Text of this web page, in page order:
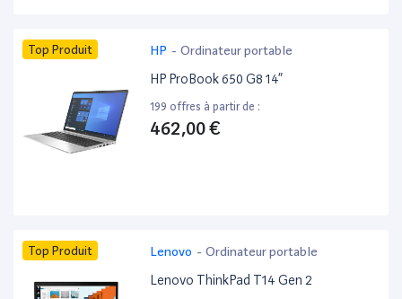
Top Produit HP - Ordinateur portable
HP ProBook 650 G8 14”
199 offres à partir de :
462,00 €
Top Produit Lenovo - Ordinateur portable
Lenovo ThinkPad T14 Gen 2